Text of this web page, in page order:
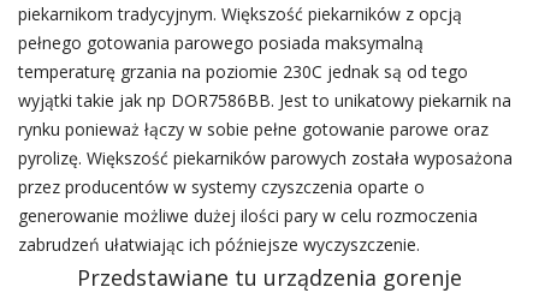
piekarnikom tradycyjnym. Większość piekarników z opcją
pełnego gotowania parowego posiada maksymalną
temperaturę grzania na poziomie 230C jednak są od tego
wyjątki takie jak np DOR7586BB. Jest to unikatowy piekarnik na
rynku ponieważ łączy w sobie pełne gotowanie parowe oraz
pyrolizę. Większość piekarników parowych została wyposażona
przez producentów w systemy czyszczenia oparte o
generowanie możliwe dużej ilości pary w celu rozmoczenia
zabrudzeń ułatwiając ich późniejsze wyczyszczenie.
Przedstawiane tu urządzenia gorenje